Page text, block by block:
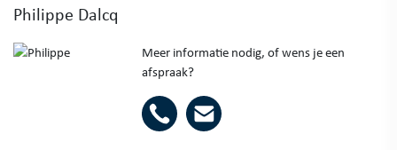
Philippe Dalcq
Meer informatie nodig, of wens je een
afspraak?